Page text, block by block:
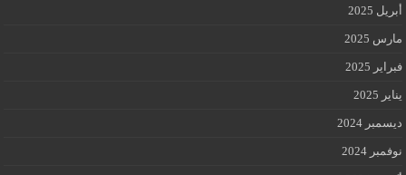
أبريل 2025
مارس 2025
فبراير 2025
يناير 2025
ديسمبر 2024
نوفمبر 2024